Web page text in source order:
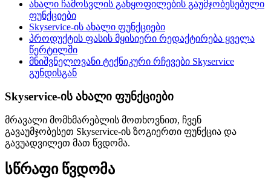
ახალი ჩამოსვლის განყოფილების გაუმჯობესებული
ფუნქციები
Skyservice-ის ახალი ფუნქციები
პროდუქტის ფასის მყისიერი რედაქტირება ყველა
წერტილში
მნიშვნელოვანი ტექნიკური რჩევები Skyservice
გუნდისგან
Skyservice-ის ახალი ფუნქციები
მრავალი მომხმარებლის მოთხოვნით, ჩვენ
გავაუმჯობესეთ Skyservice-ის ზოგიერთი ფუნქცია და
გავუადვილეთ მათ წვდომა.
სწრაფი წვდომა